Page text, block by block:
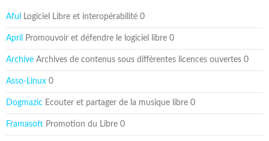
Aful Logiciel Libre et interopérabilité 0
April Promouvoir et défendre le logiciel libre 0
Archive Archives de contenus sous différentes licences ouvertes 0
Asso-Linux 0
Dogmazic Ecouter et partager de la musique libre 0
Framasoft Promotion du Libre 0